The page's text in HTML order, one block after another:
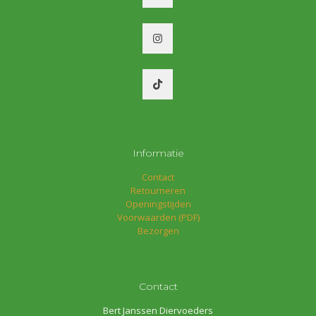
Informatie
Contact
Retourneren
Openingstijden
Voorwaarden (PDF)
Bezorgen
Contact
Bert Janssen Diervoeders